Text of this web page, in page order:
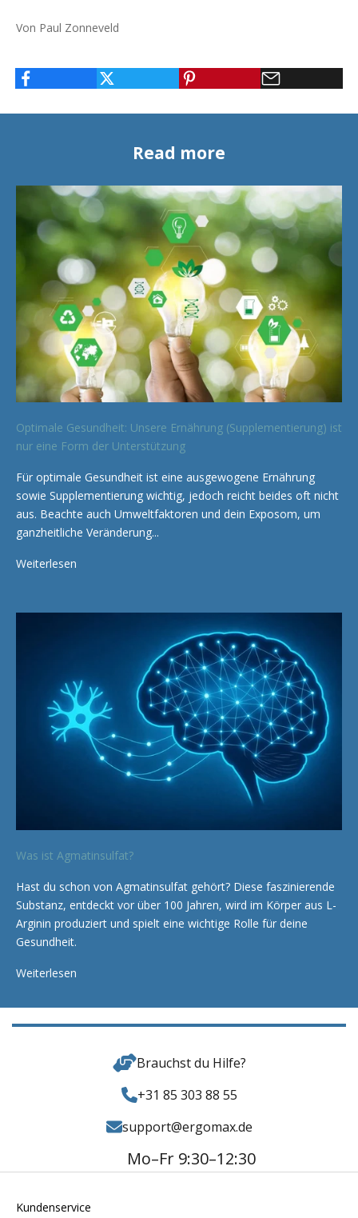
Von Paul Zonneveld
Read more
Optimale Gesundheit: Unsere Ernährung (Supplementierung) ist
nur eine Form der Unterstützung
Für optimale Gesundheit ist eine ausgewogene Ernährung
sowie Supplementierung wichtig, jedoch reicht beides oft nicht
aus. Beachte auch Umweltfaktoren und dein Exposom, um
ganzheitliche Veränderung...
Weiterlesen
Was ist Agmatinsulfat?
Hast du schon von Agmatinsulfat gehört? Diese faszinierende
Substanz, entdeckt vor über 100 Jahren, wird im Körper aus L-
Arginin produziert und spielt eine wichtige Rolle für deine
Gesundheit.
Weiterlesen
Brauchst du Hilfe?
+31 85 303 88 55
support@ergomax.de
Mo–Fr 9:30–12:30
Kundenservice